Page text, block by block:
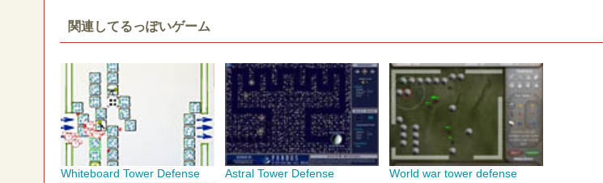
関連してるっぽいゲーム
Whiteboard Tower Defense Astral Tower Defense World war tower defense